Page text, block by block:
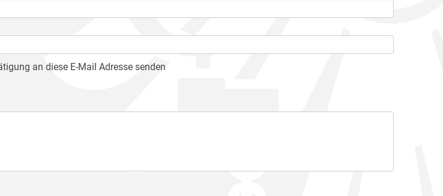
an diese E-Mail Adresse senden